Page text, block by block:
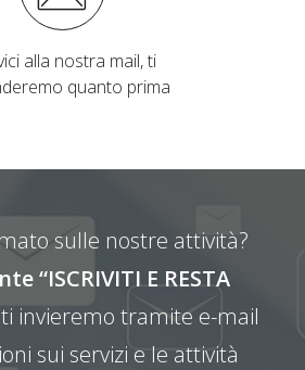
alla nostra mail, ti
quanto prima
sulle nostre attività?
“ISCRIVITI E RESTA
invieremo tramite e-mail
sui servizi e le attività